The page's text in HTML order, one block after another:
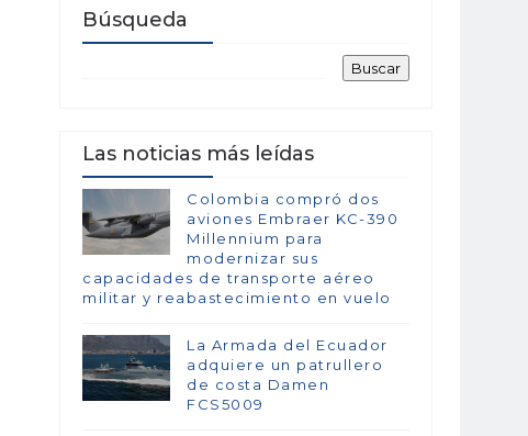
Búsqueda
Las noticias más leídas
Colombia compró dos
aviones Embraer KC-390
Millennium para
modernizar sus
capacidades de transporte aéreo
militar y reabastecimiento en vuelo
La Armada del Ecuador
adquiere un patrullero
de costa Damen
FCS5009